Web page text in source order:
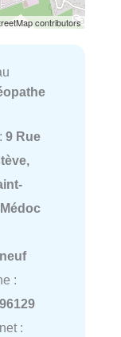
contributors
9 Rue
:
: